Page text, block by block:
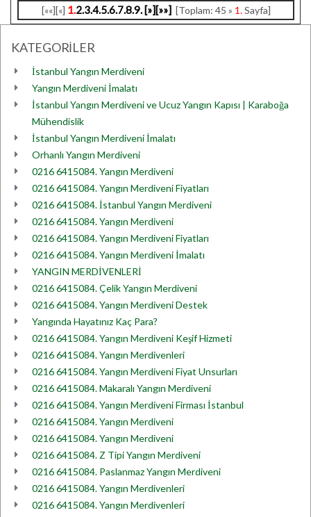
[««][«] 1.2.3.4.5.6.7.8.9.[»][»»] [Toplam: 45 » 1.Sayfa]
KATEGORİLER
İstanbul Yangın Merdiveni
Yangın Merdiveni İmalatı
İstanbul Yangın Merdiveni ve Ucuz Yangın Kapısı | Karaboğa
Mühendislik
İstanbul Yangın Merdiveni İmalatı
Orhanlı Yangın Merdiveni
0216 6415084. Yangın Merdiveni
0216 6415084. Yangın Merdiveni Fiyatları
0216 6415084. İstanbul Yangın Merdiveni
0216 6415084. Yangın Merdiveni
0216 6415084. Yangın Merdiveni Fiyatları
0216 6415084. Yangın Merdiveni İmalatı
YANGIN MERDİVENLERİ
0216 6415084. Çelik Yangın Merdiveni
0216 6415084. Yangın Merdiveni Destek
Yangında Hayatınız Kaç Para?
0216 6415084. Yangın Merdiveni Keşif Hizmeti
0216 6415084. Yangın Merdivenleri
0216 6415084. Yangın Merdiveni Fiyat Unsurları
0216 6415084. Makaralı Yangın Merdiveni
0216 6415084. Yangın Merdiveni Firması İstanbul
0216 6415084. Yangın Merdiveni
0216 6415084. Yangın Merdiveni
0216 6415084. Z Tipi Yangın Merdiveni
0216 6415084. Paslanmaz Yangın Merdiveni
0216 6415084. Yangın Merdivenleri
0216 6415084. Yangın Merdivenleri